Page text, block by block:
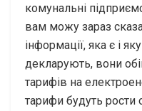
комунальні
вам можу зараз
інформації, яка є і
декларують, вони
тарифів на
тарифи будуть рости